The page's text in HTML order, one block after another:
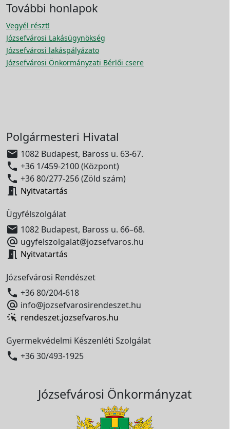
További honlapok
Vegyél részt!
Józsefvárosi Lakásügynökség
Józsefvárosi lakáspályázato
Józsefvárosi Önkormányzati Bérlői csere
Polgármesteri Hivatal
 1082 Budapest, Baross u. 63-67.
 +36 1/459-2100 (Központ)
 +36 80/277-256 (Zöld szám)
 Nyitvatartás
Ügyfélszolgálat
 1082 Budapest, Baross u. 66–68.
 ugyfelszolgalat@jozsefvaros.hu
 Nyitvatartás
Józsefvárosi Rendészet
 +36 80/204-618
 info@jozsefvarosirendeszet.hu
rendeszet.jozsefvaros.hu
Gyermekvédelmi Készenléti Szolgálat
 +36 30/493-1925
Józsefvárosi Önkormányzat